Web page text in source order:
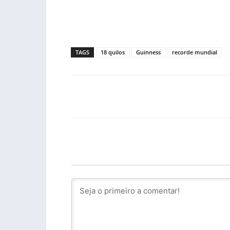
TAGS 18 quilos Guinness recorde mundial